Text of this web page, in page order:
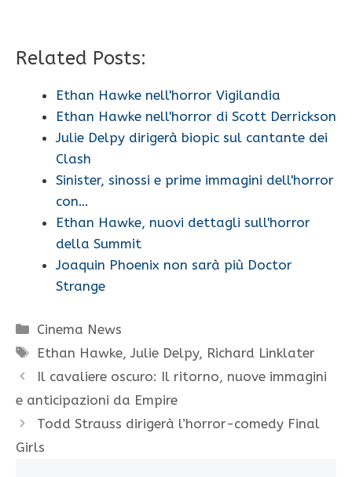
Related Posts:
Ethan Hawke nell'horror Vigilandia
Ethan Hawke nell'horror di Scott Derrickson
Julie Delpy dirigerà biopic sul cantante dei
Clash
Sinister, sinossi e prime immagini dell'horror
con…
Ethan Hawke, nuovi dettagli sull'horror
della Summit
Joaquin Phoenix non sarà più Doctor
Strange
Categorie
Cinema News
Tag
Ethan Hawke,Julie Delpy, Richard Linklater
Il cavaliere oscuro: Il ritorno, nuove immagini
e anticipazioni da Empire
Todd Strauss dirigerà l’horror-comedy Final
Girls